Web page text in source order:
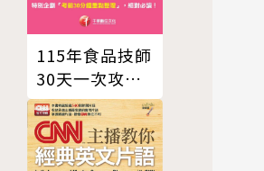
115年食品技師
30天一次攻
榜：榜首不傳
秘笈大公開[專
技高考]